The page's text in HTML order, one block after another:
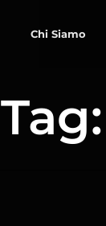
Chi Siamo